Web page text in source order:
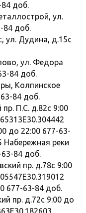
доб.
ул.
84 доб.
ул. Дудина, д.15с
ул. Федора
84 доб.
Колпинское
84 доб.
П.С. д.82с 9:00
до 22:00 677-63-
Набережная реки
84 доб.
пр. д.78с 9:00
677-63-84 доб.
пр. д.72с 9:00 до